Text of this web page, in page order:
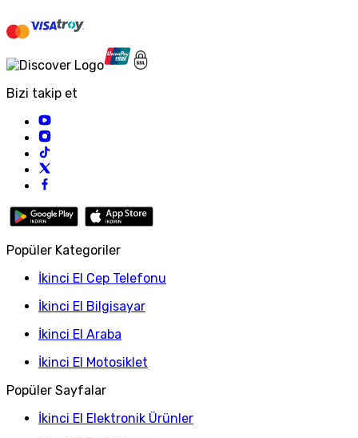
Bizi takip et
Popüler Kategoriler
İkinci El Cep Telefonu
İkinci El Bilgisayar
İkinci El Araba
İkinci El Motosiklet
Popüler Sayfalar
İkinci El Elektronik Ürünler